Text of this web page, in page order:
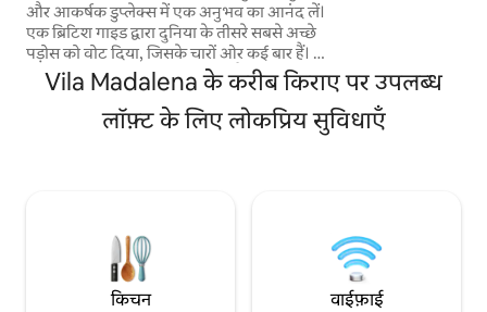
और आकर्षक डुप्लेक्स में एक अनुभव का आनंद लें।
एक ब्रिटिश गाइड द्वारा दुनिया के तीसरे सबसे अच्छे
पड़ोस को वोट दिया, जिसके चारों ओर कई बार हैं। यह
मेट्रो से केवल 200 मीटर की दूरी पर है। साओ पाउलो
के मुख्य अस्पतालों और विश्वविद्यालयों की नज़दीकी।
अनइम्ड जगह 5 मिनट/ 1.5 किमी * Anhembi
Vila Madalena के करीब किराए पर उपलब्ध
लॉफ़्ट के लिए लोकप्रिय सुविधाएँ
किचन वाईफ़ाई